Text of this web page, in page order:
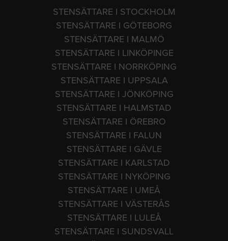
STENSÄTTARE I STOCKHOLM
STENSÄTTARE I GÖTEBORG
STENSÄTTARE I MALMÖ
STENSÄTTARE I LINKÖPINGE
STENSÄTTARE I NORRKÖPING
STENSÄTTARE I UPPSALA
STENSÄTTARE I JÖNKÖPING
STENSÄTTARE I HALMSTAD
STENSÄTTARE I ÖREBRO
STENSÄTTARE I FALUN
STENSÄTTARE I GÄVLE
STENSÄTTARE I KARLSTAD
STENSÄTTARE I NYKÖPING
STENSÄTTARE I UMEÅ
STENSÄTTARE I VÄSTERÅS
STENSÄTTARE I LULEÅ
STENSÄTTARE I SUNDSVALL